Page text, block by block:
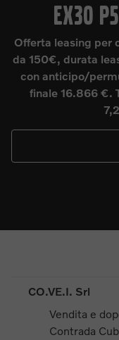
MY27
con canone
30.000 km,
opzione di riscatto
4,75%, TAEG
CO.VE.I. Srl
Vendita e
Contrada